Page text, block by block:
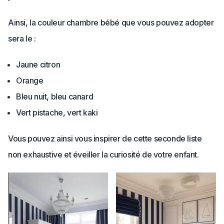
Ainsi, la couleur chambre bébé que vous pouvez adopter
sera le :
Jaune citron
Orange
Bleu nuit, bleu canard
Vert pistache, vert kaki
Vous pouvez ainsi vous inspirer de cette seconde liste
non exhaustive et éveiller la curiosité de votre enfant.